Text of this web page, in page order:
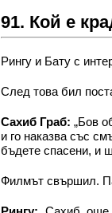
91. Кой е
Рингу и Бату с
След това бил
Сахиб Граб: „Бов
и го наказва със
бъдете спасени, и
Филмът свършил.